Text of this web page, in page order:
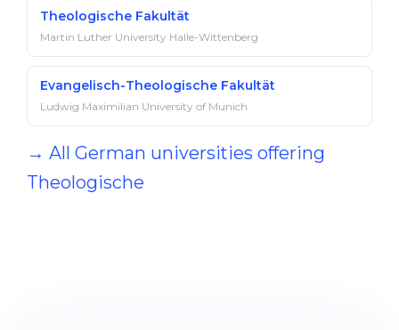
Theologische Fakultät
Martin Luther University Halle-Wittenberg
Evangelisch-Theologische Fakultät
Ludwig Maximilian University of Munich
→ All German universities offering
Theologische